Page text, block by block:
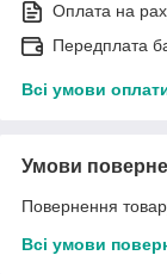
Оплата на
Передплата
Всі умови
Умови
Повернення
Всі умови